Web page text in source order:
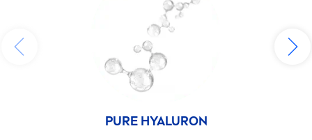
PURE HYALURON